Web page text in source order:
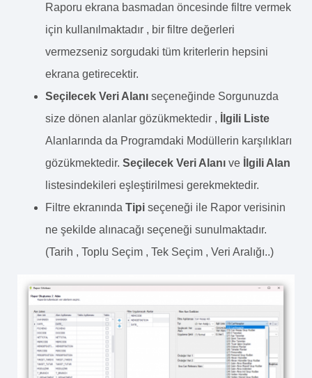
Raporu ekrana basmadan öncesinde filtre vermek
için kullanılmaktadır , bir filtre değerleri
vermezseniz sorgudaki tüm kriterlerin hepsini
ekrana getirecektir.
Seçilecek Veri Alanı seçeneğinde Sorgunuzda
size dönen alanlar gözükmektedir ,
İlgili Liste
Alanlarında da Programdaki Modüllerin karşılıkları
gözükmektedir. Seçilecek Veri Alanı ve
İlgili Alan
listesindekileri eşleştirilmesi gerekmektedir.
Filtre ekranında Tipi seçeneği ile Rapor verisinin
ne şekilde alınacağı seçeneği sunulmaktadır.
(Tarih , Toplu Seçim , Tek Seçim , Veri Aralığı..)